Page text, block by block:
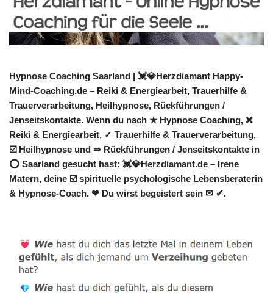
Hypnose Coaching Saarland | 💓️💎Herzdiamant Happy-
Mind-Coaching.de – Reiki & Energiearbeit, Trauerhilfe &
Trauerverarbeitung, Heilhypnose, Rückführungen /
Jenseitskontakte. Wenn du nach ★ Hypnose Coaching, ❌
Reiki & Energiearbeit, ✓ Trauerhilfe & Trauerverarbeitung,
☑️ Heilhypnose und ⇒ Rückführungen / Jenseitskontakte in
⭕ Saarland gesucht hast: 💓️💎Herzdiamant.de – Irene
Matern, deine ☑️ spirituelle psychologische Lebensberaterin
& Hypnose-Coach. ❤ Du wirst begeistert sein ✉ ✔.